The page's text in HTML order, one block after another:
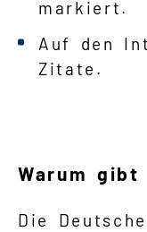
markiert.
Auf den
Zitate.
Warum
Die